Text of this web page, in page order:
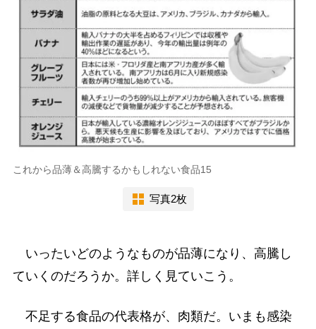
これから品薄＆高騰するかもしれない食品15
写真2枚
いったいどのようなものが品薄になり、高騰し
ていくのだろうか。詳しく見ていこう。
不足する食品の代表格が、肉類だ。いまも感染